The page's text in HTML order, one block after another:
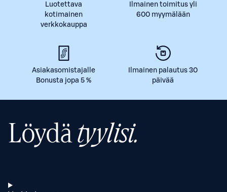
Luotettava
kotimainen
verkkokauppa
Ilmainen toimitus yli
600 myymälään
Asiakasomistajalle
Bonusta jopa 5 %
Ilmainen palautus 30
päivää
Löydätyylisi.